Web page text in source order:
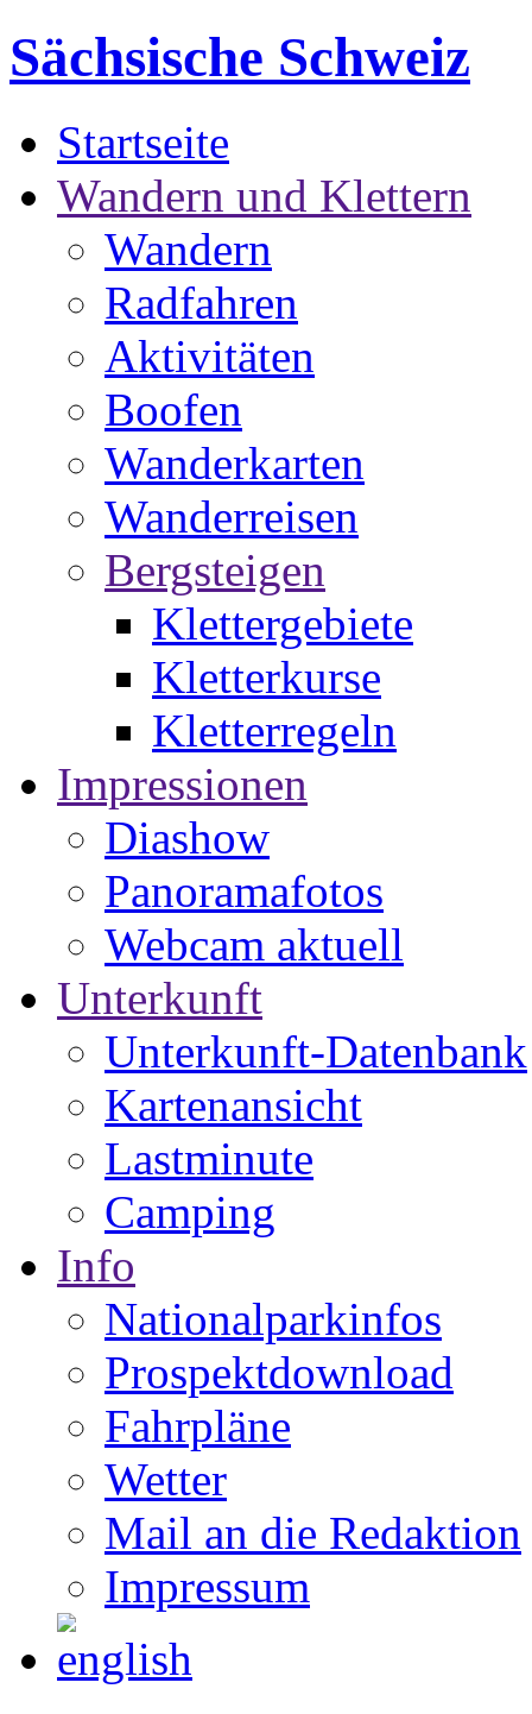
Sächsische Schweiz
Startseite
Wandern und Klettern
Wandern
Radfahren
Aktivitäten
Boofen
Wanderkarten
Wanderreisen
Bergsteigen
Klettergebiete
Kletterkurse
Kletterregeln
Impressionen
Diashow
Panoramafotos
Webcam aktuell
Unterkunft
Unterkunft-Datenbank
Kartenansicht
Lastminute
Camping
Info
Nationalparkinfos
Prospektdownload
Fahrpläne
Wetter
Mail an die Redaktion
Impressum